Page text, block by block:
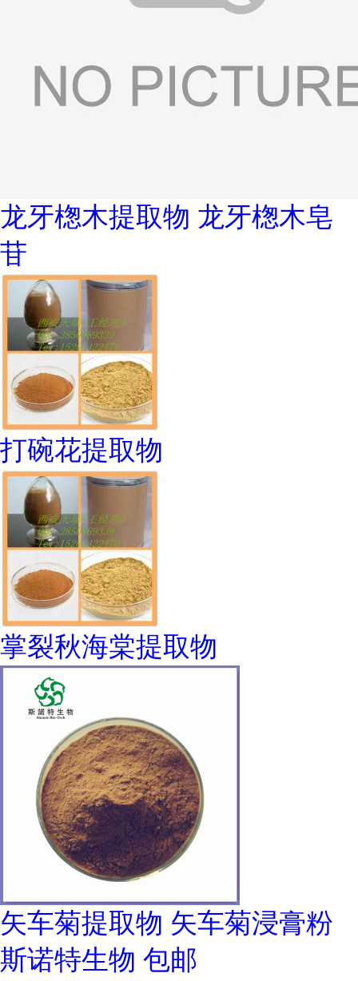
龙牙楤木提取物 龙牙楤木皂
苷
打碗花提取物
掌裂秋海棠提取物
矢车菊提取物 矢车菊浸膏粉
斯诺特生物 包邮